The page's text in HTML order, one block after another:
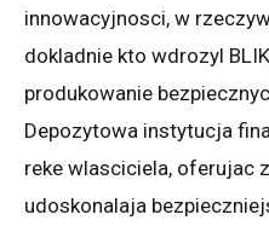
innowacyjnosci, w
dokladnie kto wdrozyl
produkowanie
Depozytowa instytucja
reke wlasciciela, oferujac
udoskonalaja